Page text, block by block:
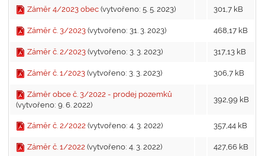
Záměr 4/2023 obec (vytvořeno: 5. 5. 2023) 301,7 kB
Záměr č. 3/2023 (vytvořeno: 31. 3. 2023) 468,17 kB
Záměr č. 2/2023 (vytvořeno: 3. 3. 2023) 317,13 kB
Záměr č. 1/2023 (vytvořeno: 3. 3. 2023) 306,7 kB
Záměr obce č. 3/2022 - prodej pozemků
(vytvořeno: 9. 6. 2022)
392,99 kB
Záměr č. 2/2022 (vytvořeno: 4. 3. 2022) 357,44 kB
Záměr č. 1/2022 (vytvořeno: 4. 3. 2022) 427,66 kB